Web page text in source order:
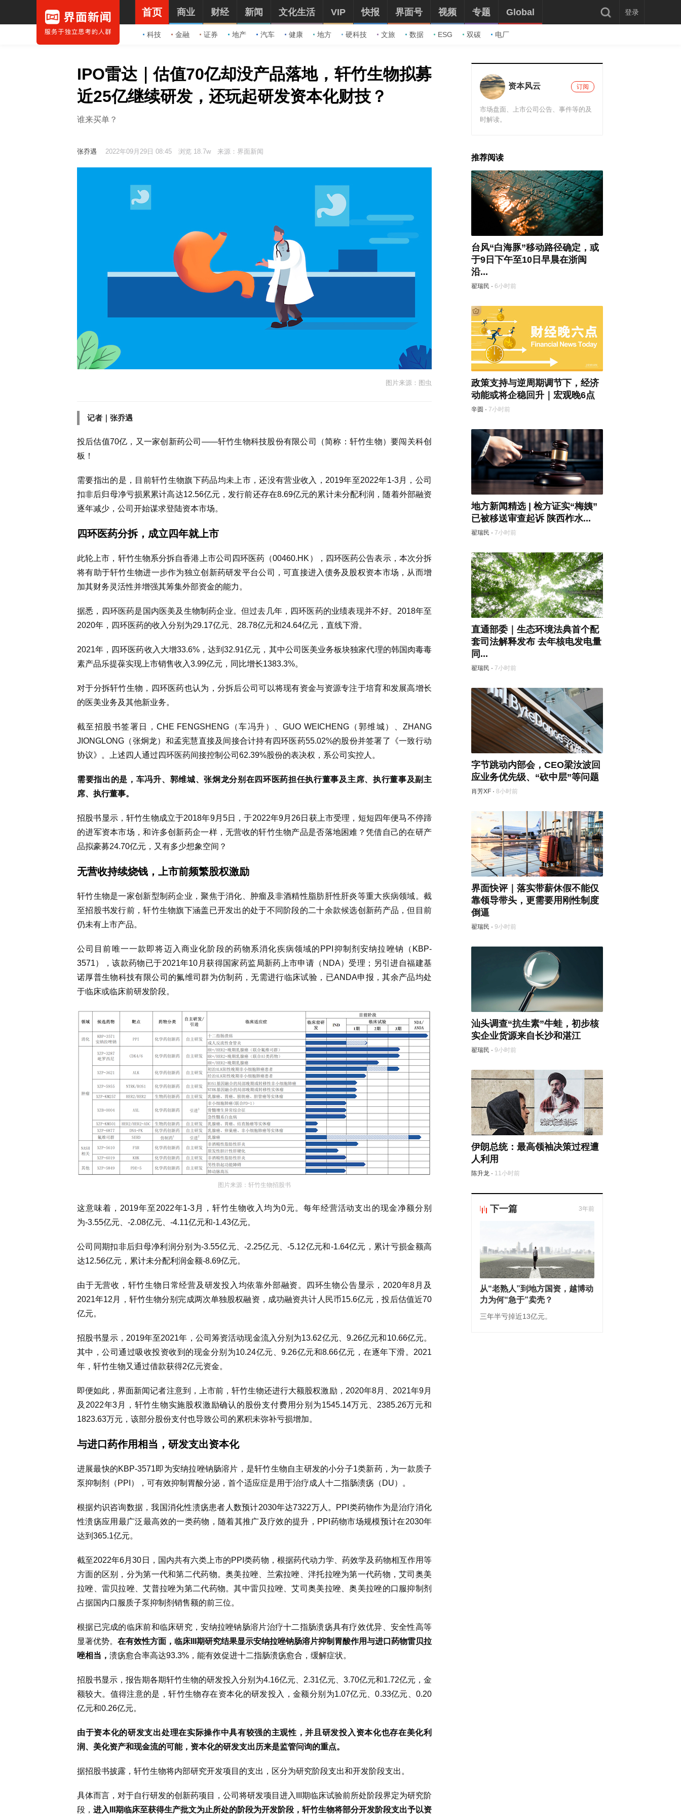
首页
科技 金融 证券 地产 汽车 健康 地方 硬科技 文旅 数据 ESG 双碳 电厂
商业 财经 新闻 文化生活 VIP 快报 界面号 视频 专题 Global 登录
IPO雷达｜估值70亿却没产品落地，轩竹生物拟募
近25亿继续研发，还玩起研发资本化财技？
谁来买单？
张乔遇 2022年09月29日 08:45 浏览 18.7w 来源：界面新闻
图片来源：图虫
记者｜张乔遇
投后估值70亿，又一家创新药公司——轩竹生物科技股份有限公司（简称：轩竹生物）要闯关科创
板！
需要指出的是，目前轩竹生物旗下药品均未上市，还没有营业收入，2019年至2022年1-3月， 公司
扣非后归母净亏损累累计高达12.56亿元 ，发行前还存在8.69亿元的累计未分配利润，随着外部融资
逐年减少，公司开始谋求登陆资本市场。
四环医药分拆，成立四年就上市
此轮上市，轩竹生物系分拆自香港上市公司四环医药（00460.HK），四环医药公告表示，本次分拆
将有助于轩竹生物进一步作为独立创新药研发平台公司，可直接进入债务及股权资本市场，从而增
加其财务灵活性并增强其筹集外部资金的能力。
据悉 ， 四环医药是国内医美及生物制药企业。 但过去几年，四环医药的业绩表现并不好。2018年至
2020年，四环医药的收入分别为29.17亿元、28.78亿元和24.64亿元，直线下滑。
2021年，四环医药收入大增33.6%，达到32.91亿元，其中公司医美业务板块独家代理的韩国肉毒毒
素产品乐提葆实现上市销售收入3.99亿元，同比增长1383.3%。
对于分拆轩竹生物，四环医药也认为 ， 分拆后公司可以将现有资金与资源专注于培育和发展高增长
的医美业务及其他新业务。
截至招股书签署日，CHE FENGSHENG（车冯升）、GUO WEICHENG（郭维城）、ZHANG
JIONGLONG（张炯龙）和孟宪慧直接及间接合计持有四环医药55.02%的股份并签署了《一致行动
协议》。上述四人通过四环医药间接控制公司62.39%股份的表决权，系公司实控人。
需要指出的是，车冯升、郭维城、张炯龙分别在四环医药担任执行董事及主席、执行董事及副主
席、执行董事。
招股书显示，轩竹生物成立于2018年9月5日，于2022年9月26日获上市受理，短短四年便马不停蹄
的进军资本市场，和许多创新药企一样，无营收的轩竹生物产品是否落地困难？凭借自己的在研产
品拟豪募24.70亿元 ，又有多少想象空间？
无营收持续烧钱，上市前频繁股权激励
轩竹生物是一家创新型制药企业，聚焦于消化、肿瘤及非酒精性脂肪肝性肝炎等重大疾病领域。截
至招股书发行前，轩竹生物旗下涵盖已开发出的处于不同阶段的二十余款候选创新药产品，但目前
仍未有上市产品。
公司目前唯一一款即将迈入商业化阶段的药物系消化疾病领域的PPI抑制剂安纳拉唑钠（KBP-
3571），该款药物已于2021年10月获得国家药监局新药上市申请（NDA）受理；另引进自福建基
诺厚普生物科技有限公司的氟维司群为仿制药，无需进行临床试验，已ANDA申报，其余产品均处
于临床或临床前研发阶段。
图片来源：轩竹生物招股书
这意味着，2019年至2022年1-3月，轩竹生物收入均为0元。每年经营活动支出的现金净额分别
为-3.55亿元、-2.08亿元、-4.11亿元和-1.43亿元。
公司同期扣非后归母净利润分别为-3.55亿元、-2.25亿元、-5.12亿元和-1.64亿元，累计亏损金额高
达12.56亿元，累计未分配利润金额-8.69亿元。
由于无营收，轩竹生物日常经营及研发投入均依靠外部融资。四环生物公告显示，2020年8月及
2021年12月，轩竹生物分别完成两次单独股权融资，成功融资共计人民币15.6亿元，投后估值近70
亿元。
招股书显示，2019年至2021年，公司筹资活动现金流入分别为13.62亿元、9.26亿元和10.66亿元。
其中，公司通过吸收投资收到的现金分别为10.24亿元、9.26亿元和8.66亿元，在逐年下滑。2021
年，轩竹生物又通过借款获得2亿元资金。
即便如此，界面新闻记者注意到，上市前，轩竹生物还进行大额股权激励，2020年8月、2021年9月
及2022年3月，轩竹生物实施股权激励确认的股份支付费用分别为1545.14万元、2385.26万元和
1823.63万元，该部分股份支付也导致公司的累积未弥补亏损增加。
与进口药作用相当，研发支出资本化
进展最快的KBP-3571即为安纳拉唑钠肠溶片，是轩竹生物自主研发的小分子1类新药，为一款质子
泵抑制剂（PPI），可有效抑制胃酸分泌，首个适应症是用于治疗成人十二指肠溃疡（DU）。
根据灼识咨询数据，我国消化性溃疡患者人数预计2030年达7322万人。PPI类药物作为是治疗消化
性溃疡应用最广泛最高效的一类药物，随着其推广及疗效的提升，PPI药物市场规模预计在2030年
达到365.1亿元。
截至2022年6月30日，国内共有六类上市的PPI类药物，根据药代动力学、药效学及药物相互作用等
方面的区别，分为第一代和第二代药物。奥美拉唑、兰索拉唑、泮托拉唑为第一代药物，艾司奥美
拉唑、雷贝拉唑、艾普拉唑为第二代药物。其中雷贝拉唑、艾司奥美拉唑、奥美拉唑的口服抑制剂
占据国内口服质子泵抑制剂销售额的前三位。
根据已完成的临床前和临床研究，安纳拉唑钠肠溶片治疗十二指肠溃疡具有疗效优异、安全性高等
显著优势。 在有效性方面，临床III期研究结果显示安纳拉唑钠肠溶片抑制胃酸作用与进口药物雷贝拉
唑相当， 溃疡愈合率高达93.3%，能有效促进十二指肠溃疡愈合，缓解症状。
招股书显示，报告期各期轩竹生物的研发投入分别为4.16亿元、2.31亿元、3.70亿元和1.72亿元，金
额较大。 值得注意的是，轩竹生物存在资本化的研发投入 ，金额分别为1.07亿元 、0.33亿元 、0.20
亿元和0.26亿元。
由于资本化的研发支出处理在实际操作中具有较强的主观性，并且研发投入资本化也存在美化利
润、美化资产和现金流的可能，资本化的研发支出历来是监管问询的重点。
据招股书披露，轩竹生物将内部研究开发项目的支出，区分为研究阶段支出和开发阶段支出。
具体而言，对于自行研发的创新药项目，公司将研发项目进入III期临床试验前所处阶段界定为研究阶
段， 进入III期临床至获得生产批文为止所处的阶段为开发阶段 ， 轩竹生物将部分开发阶段支出予以资
资本风云 订阅
市场盘面、上市公司公告、事件等的及
时解读。
推荐阅读
台风“白海豚”移动路径确定，或
于9日下午至10日早晨在浙闽
沿...
翟瑞民 · 6小时前
政策支持与逆周期调节下，经济
动能或将企稳回升｜宏观晚6点
辛圆 · 7小时前
地方新闻精选 | 检方证实“梅姨”
已被移送审查起诉 陕西柞水...
翟瑞民 · 7小时前
直通部委｜生态环境法典首个配
套司法解释发布 去年核电发电量
同...
翟瑞民 · 7小时前
字节跳动内部会，CEO梁汝波回
应业务优先级、“砍中层”等问题
肖芳XF · 8小时前
界面快评｜落实带薪休假不能仅
靠领导带头，更需要用刚性制度
倒逼
翟瑞民 · 9小时前
汕头调查“抗生素”牛蛙，初步核
实企业货源来自长沙和湛江
翟瑞民 · 9小时前
伊朗总统：最高领袖决策过程遭
人利用
陈升龙 · 11小时前
下一篇 3年前
从“老熟人”到地方国资，越博动
力为何“急于”卖壳？
三年半亏掉近13亿元。